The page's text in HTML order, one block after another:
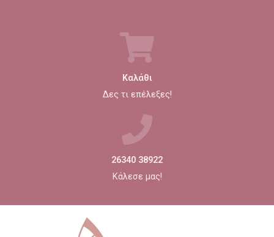
Καλάθι
Δες τι επέλεξες!
26340 38922
Κάλεσε μας!